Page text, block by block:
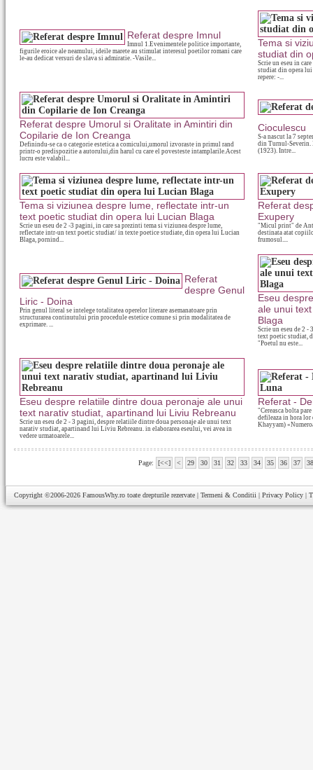
Referat despre Imnul
Imnul 1.Evenimentele politice importante,
figurile eroice ale neamului, ideile marete au stimulat interesul poetilor romani care
le-au dedicat versuri de slava si admiratie. -Vasile...
Tema si
studiat din
Scrie un eseu in
studiat din opera lui
repere: -...
Referat despre Umorul si Oralitate in Amintiri din
Copilarie de Ion Creanga
Definindu-se ca o categorie estetica a comicului,umorul izvoraste in primul rand
printr-o predispozitie a autorului,din harul cu care el povesteste intamplarile.Acest
lucru este valabil...
Cioculescu
S-a nascut la 7
din Turnul-Severin.
(1923). Intre...
Tema si viziunea despre lume, reflectate intr-un
text poetic studiat din opera lui Lucian Blaga
Scrie un eseu de 2 -3 pagini, in care sa prezinti tema si viziunea despre lume,
reflectate intr-un text poetic studiat/ in texte poetice studiate, din opera lui Lucian
Blaga, pornind...
Referat
Exupery
"Micul print" de
destinata atat
frumosul....
Referat
despre Genul
Liric - Doina
Prin genul literal se intelege totalitatea operelor literare asemanatoare prin
structurarea continutului prin procedule estetice comune si prin modalitatea de
exprimare. ...
Eseu
ale unui
Blaga
Scrie un eseu de 2
text poetic studiat,
"Poetul nu este...
Eseu despre relatiile dintre doua peronaje ale unui
text narativ studiat, apartinand lui Liviu Rebreanu
Scrie un eseu de 2 - 3 pagini, despre relatiile dintre doua personaje ale unui text
narativ studiat, apartinand lui Liviu Rebreanu. in elaborarea eseului, vei avea in
vedere urmatoarele...
Referat -
"Cereasca bolta
defileaza in hora lor
Khayyam)
Page: [<<] < 29 30 31 32 33 34 35 36 37 38
Copyright ©2006-2026 FamousWhy.ro toate drepturile rezervate | Termeni & Conditii | Privacy Policy |